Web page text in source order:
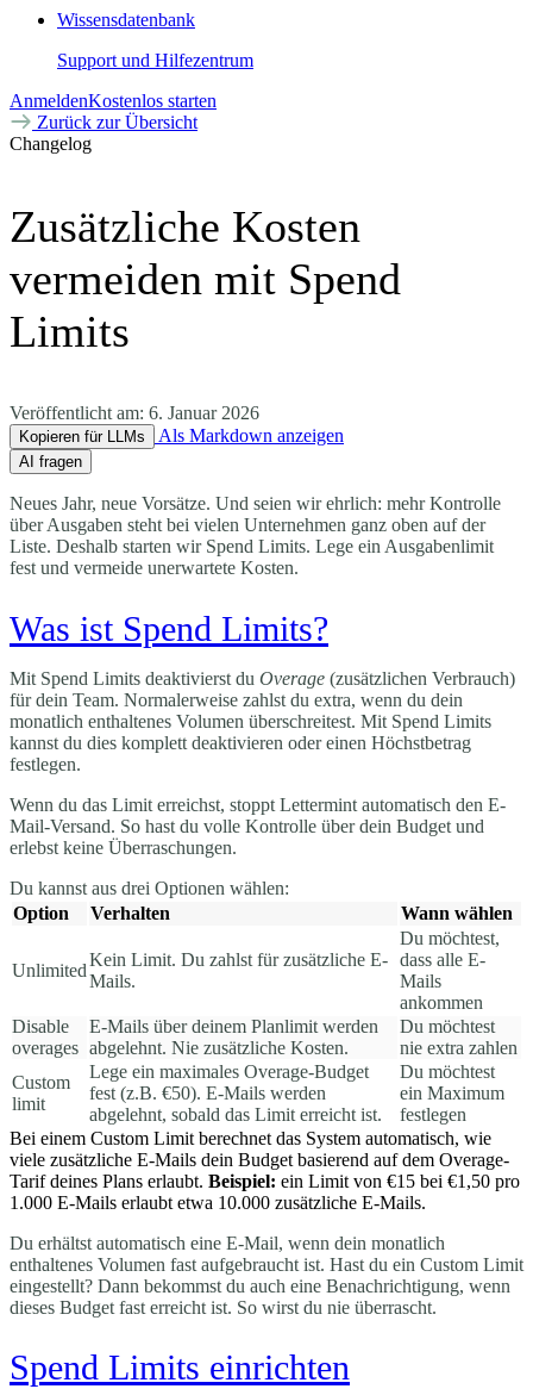
Wissensdatenbank
Support und Hilfezentrum
AnmeldenKostenlos starten
Zurück zur Übersicht
Changelog
Zusätzliche Kosten
vermeiden mit Spend
Limits
Veröffentlicht am: 6. Januar 2026
Kopieren für LLMs Als Markdown anzeigen
AI fragen
Neues Jahr, neue Vorsätze. Und seien wir ehrlich: mehr Kontrolle
über Ausgaben steht bei vielen Unternehmen ganz oben auf der
Liste. Deshalb starten wir Spend Limits. Lege ein Ausgabenlimit
fest und vermeide unerwartete Kosten.
Was ist Spend Limits?
Mit Spend Limits deaktivierst du Overage (zusätzlichen Verbrauch)
für dein Team. Normalerweise zahlst du extra, wenn du dein
monatlich enthaltenes Volumen überschreitest. Mit Spend Limits
kannst du dies komplett deaktivieren oder einen Höchstbetrag
festlegen.
Wenn du das Limit erreichst, stoppt Lettermint automatisch den E-
Mail-Versand. So hast du volle Kontrolle über dein Budget und
erlebst keine Überraschungen.
Du kannst aus drei Optionen wählen:
Option
Verhalten Wann wählen
Unlimited
Kein Limit. Du zahlst für zusätzliche E-
Mails.
Du möchtest,
dass alle E-
Mails
ankommen
Disable
overages
E-Mails über deinem Planlimit werden
abgelehnt. Nie zusätzliche Kosten.
Du möchtest
nie extra zahlen
Custom
limit
Lege ein maximales Overage-Budget
fest (z.B. €50). E-Mails werden
abgelehnt, sobald das Limit erreicht ist.
Du möchtest
ein Maximum
festlegen
Bei einem Custom Limit berechnet das System automatisch, wie
viele zusätzliche E-Mails dein Budget basierend auf dem Overage-
Tarif deines Plans erlaubt. Beispiel: ein Limit von €15 bei €1,50 pro
1.000 E-Mails erlaubt etwa 10.000 zusätzliche E-Mails.
Du erhältst automatisch eine E-Mail, wenn dein monatlich
enthaltenes Volumen fast aufgebraucht ist. Hast du ein Custom Limit
eingestellt? Dann bekommst du auch eine Benachrichtigung, wenn
dieses Budget fast erreicht ist. So wirst du nie überrascht.
Spend Limits einrichten